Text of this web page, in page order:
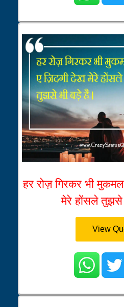
हर रोज़ गिरकर भी
मेरे होंसले तुझसे
View